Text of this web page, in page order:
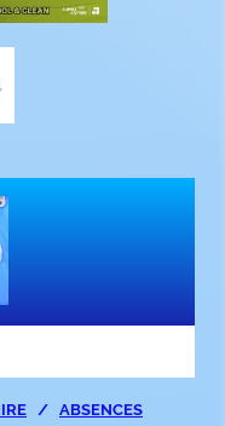
/ ABSENCES